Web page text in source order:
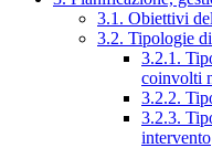
3.1. Obiettivi
3.2. Tipologie
3.2.1.
coinvolti
3.2.2.
3.2.3.
intervento